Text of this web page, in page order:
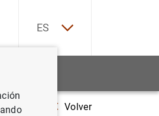
ES
Gobierno sobre el tratamiento de la
Volver